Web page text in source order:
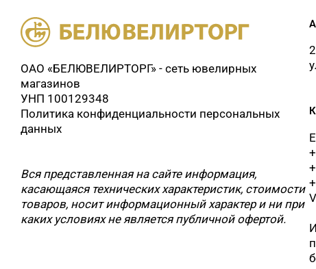
ОАО «БЕЛЮВЕЛИРТОРГ» - сеть ювелирных
магазинов
УНП 100129348
Политика конфиденциальности персональных
данных
Вся представленная на сайте информация,
касающаяся технических характеристик, стоимости
товаров, носит информационный характер и ни при
каких условиях не является публичной офертой.